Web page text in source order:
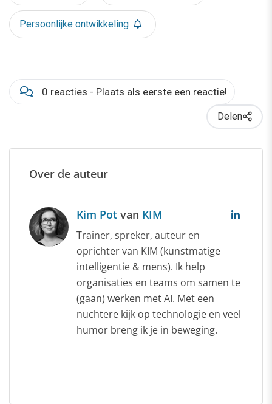
Persoonlijke ontwikkeling
0 reacties - Plaats als eerste een reactie!
Delen
Over de auteur
Kim Pot van KIM
Trainer, spreker, auteur en
oprichter van KIM (kunstmatige
intelligentie & mens). Ik help
organisaties en teams om samen te
(gaan) werken met AI. Met een
nuchtere kijk op technologie en veel
humor breng ik je in beweging.